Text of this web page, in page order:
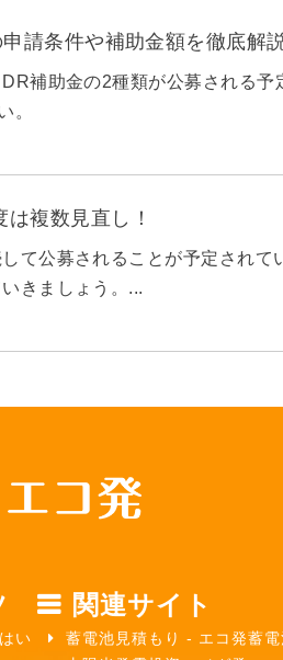
請条件や補助金額を徹底解
補助金の2種類が公募される
。
複数見直し！
て公募されることが予定され
きましょう。...
い
関連サイト
蓄電池見積もり - エコ発蓄